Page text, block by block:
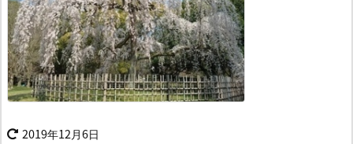
2019年12月6日